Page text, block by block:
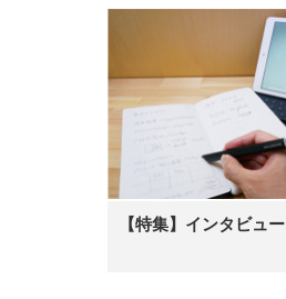
【特集】インタビュー